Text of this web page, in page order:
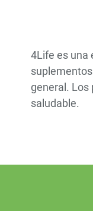
4Life es una
general. Los
saludable.